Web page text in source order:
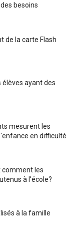
besoins
de la carte Flash
ayant des
mesurent les
en difficulté
comment les
à l'école?
à la famille